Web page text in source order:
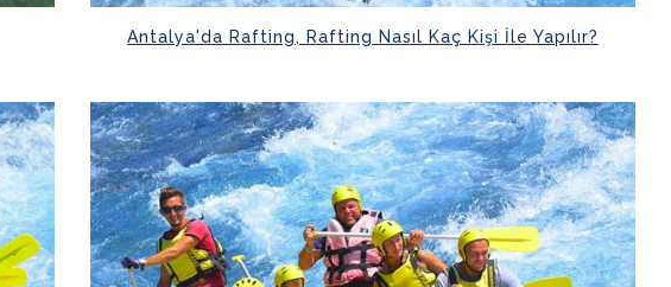
Antalya'da Rafting, Rafting Nasıl Kaç Kişi İle Yapılır?